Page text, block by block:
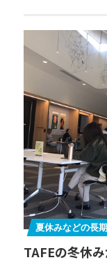
夏休みなどの長
TAFEの冬休